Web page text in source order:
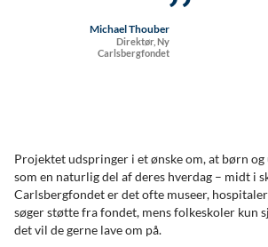
Michael Thouber
Direktør, Ny
Carlsbergfondet
Projektet udspringer i et ønske om, at børn og
som en naturlig del af deres hverdag – midt i
Carlsbergfondet er det ofte museer,
søger støtte fra fondet, mens folkeskoler kun
det vil de gerne lave om på.